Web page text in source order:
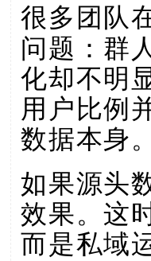
很多团队
问题：群
化却不明
用户比例
数据本身
如果源头
效果。这
而是私域